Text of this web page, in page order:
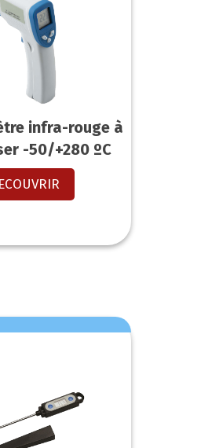
infra-rouge à
-50/+280 ºC